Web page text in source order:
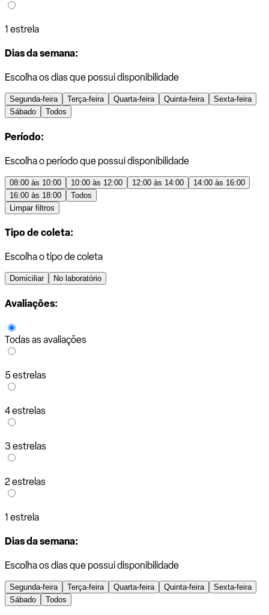
1 estrela
Dias da semana:
Escolha os dias que possui disponibilidade
Segunda-feira Terça-feira Quarta-feira Quinta-feira
Sexta-feira
Sábado
Todos
Período:
Escolha o período que possui disponibilidade
08:00 às 10:00 10:00 às 12:00 12:00 às 14:00
14:00 às 16:00
16:00 às 18:00
Todos
Limpar filtros
Tipo de coleta:
Escolha o tipo de coleta
Domiciliar No laboratório
Avaliações:
Todas as avaliações
5 estrelas
4 estrelas
3 estrelas
2 estrelas
1 estrela
Dias da semana:
Escolha os dias que possui disponibilidade
Segunda-feira Terça-feira Quarta-feira Quinta-feira
Sexta-feira
Sábado
Todos